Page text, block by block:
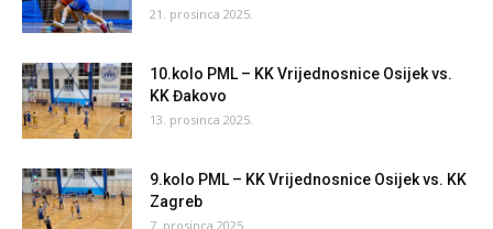
21. prosinca 2025.
10.kolo PML – KK Vrijednosnice Osijek vs.
KK Đakovo
13. prosinca 2025.
9.kolo PML – KK Vrijednosnice Osijek vs. KK
Zagreb
7. prosinca 2025.